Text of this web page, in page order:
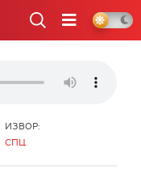
ИЗВОР:
СПЦ